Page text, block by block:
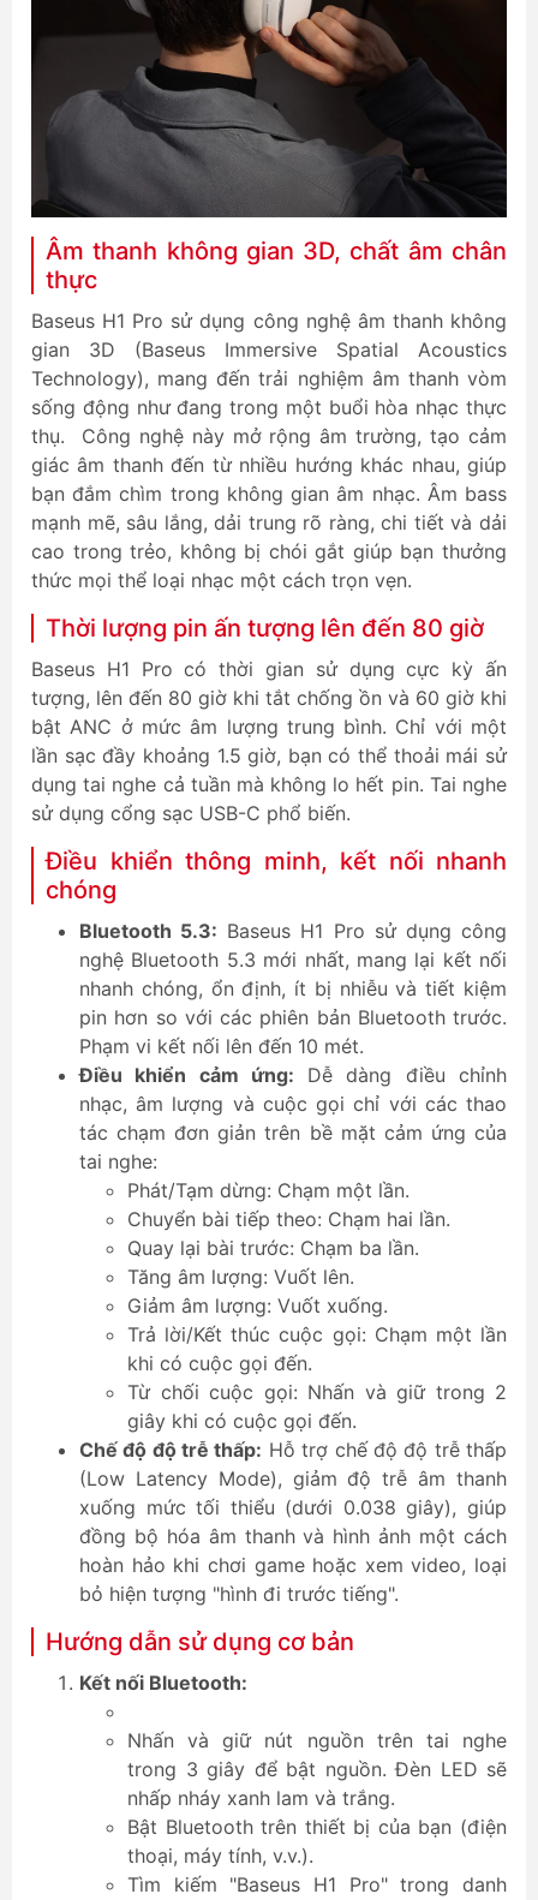
Âm thanh không gian 3D, chất âm chân
thực
Baseus H1 Pro sử dụng công nghệ âm thanh không
gian 3D (Baseus Immersive Spatial Acoustics
Technology), mang đến trải nghiệm âm thanh vòm
sống động như đang trong một buổi hòa nhạc thực
thụ. Công nghệ này mở rộng âm trường, tạo cảm
giác âm thanh đến từ nhiều hướng khác nhau, giúp
bạn đắm chìm trong không gian âm nhạc. Âm bass
mạnh mẽ, sâu lắng, dải trung rõ ràng, chi tiết và dải
cao trong trẻo, không bị chói gắt giúp bạn thưởng
thức mọi thể loại nhạc một cách trọn vẹn.
Thời lượng pin ấn tượng lên đến 80 giờ
Baseus H1 Pro có thời gian sử dụng cực kỳ ấn
tượng, lên đến 80 giờ khi tắt chống ồn và 60 giờ khi
bật ANC ở mức âm lượng trung bình. Chỉ với một
lần sạc đầy khoảng 1.5 giờ, bạn có thể thoải mái sử
dụng tai nghe cả tuần mà không lo hết pin. Tai nghe
sử dụng cổng sạc USB-C phổ biến.
Điều khiển thông minh, kết nối nhanh
chóng
Bluetooth 5.3: Baseus H1 Pro sử dụng công
nghệ Bluetooth 5.3 mới nhất, mang lại kết nối
nhanh chóng, ổn định, ít bị nhiễu và tiết kiệm
pin hơn so với các phiên bản Bluetooth trước.
Phạm vi kết nối lên đến 10 mét.
Điều khiển cảm ứng: Dễ dàng điều chỉnh
nhạc, âm lượng và cuộc gọi chỉ với các thao
tác chạm đơn giản trên bề mặt cảm ứng của
tai nghe:
Phát/Tạm dừng: Chạm một lần.
Chuyển bài tiếp theo: Chạm hai lần.
Quay lại bài trước: Chạm ba lần.
Tăng âm lượng: Vuốt lên.
Giảm âm lượng: Vuốt xuống.
Trả lời/Kết thúc cuộc gọi: Chạm một lần
khi có cuộc gọi đến.
Từ chối cuộc gọi: Nhấn và giữ trong 2
giây khi có cuộc gọi đến.
Chế độ độ trễ thấp: Hỗ trợ chế độ độ trễ thấp
(Low Latency Mode), giảm độ trễ âm thanh
xuống mức tối thiểu (dưới 0.038 giây), giúp
đồng bộ hóa âm thanh và hình ảnh một cách
hoàn hảo khi chơi game hoặc xem video, loại
bỏ hiện tượng "hình đi trước tiếng".
Hướng dẫn sử dụng cơ bản
Kết nối Bluetooth:
Nhấn và giữ nút nguồn trên tai nghe
trong 3 giây để bật nguồn. Đèn LED sẽ
nhấp nháy xanh lam và trắng.
Bật Bluetooth trên thiết bị của bạn (điện
thoại, máy tính, v.v.).
Tìm kiếm "Baseus H1 Pro" trong danh